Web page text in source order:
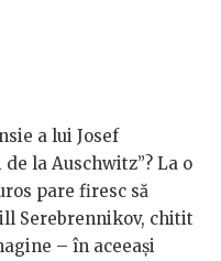
a lui Josef
la Auschwitz”? La o
pare firesc să
Serebrennikov, chitit
– în aceeași